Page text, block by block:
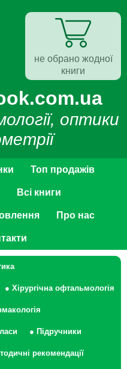
оптики
Топ продажів
Всі книги
Про нас
● Хірургічна офтальмологія
● Підручники
рекомендації
не обрано жодної
книги